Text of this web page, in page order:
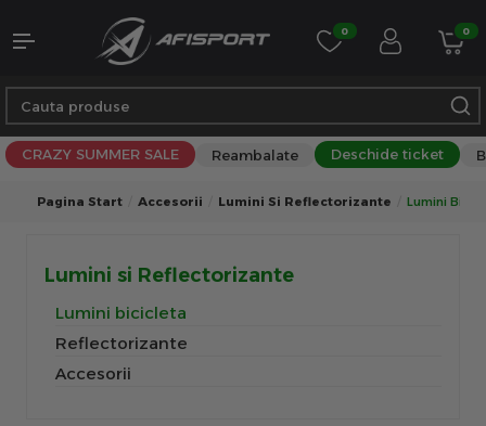
0 0
CRAZY SUMMER SALE Reambalate Deschide ticket
Pagina Start Accesorii Lumini Si Reflectorizante Lumini
Lumini si Reflectorizante
Lumini bicicleta
Reflectorizante
Accesorii